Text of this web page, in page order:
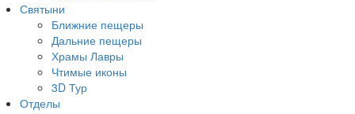
Святыни
Ближние пещеры
Дальние пещеры
Храмы Лавры
Чтимые иконы
3D Тур
Отделы